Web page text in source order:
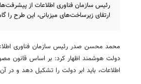
رئیس سازمان فناوری اطلاعات از
ارتقای زیرساخت‌های میزبانی، این طرح
محمد محسن صدر رئیس سازمان فناوری
دولت هوشمند اظهار کرد: بر اساس قانون
اطلاعات، باید ابر دولت را تشکیل دهد و در